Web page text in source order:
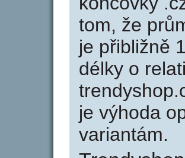
tom, že
je přibližně
délky o
je výhoda
variantám.